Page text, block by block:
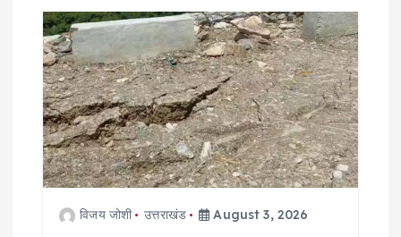
विजय जोशी उत्तराखंड August 3, 2026